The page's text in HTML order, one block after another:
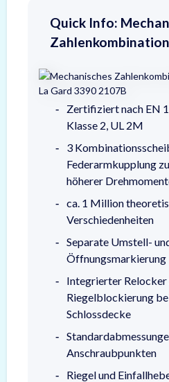
Quick Info:
Zertifiziert nach EN
Klasse 2, UL 2M
3
Federarmkupplung
höherer
ca. 1 Million
Verschiedenheiten
Separate Umstell-
Öffnungsmarkierung
Integrierter Relocker
Riegelblockierung
Schlossdecke
Anschraubpunkten
Riegel und